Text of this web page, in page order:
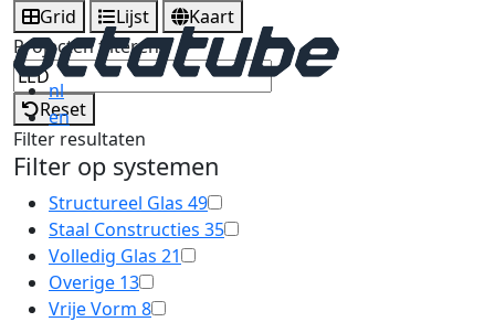
nl
en
Grid Lijst
Kaart
Projecten filteren
Reset
Filter resultaten
Filter op systemen
Structureel Glas 49
Staal Constructies 35
Volledig Glas 21
Overige 13
Vrije Vorm 8